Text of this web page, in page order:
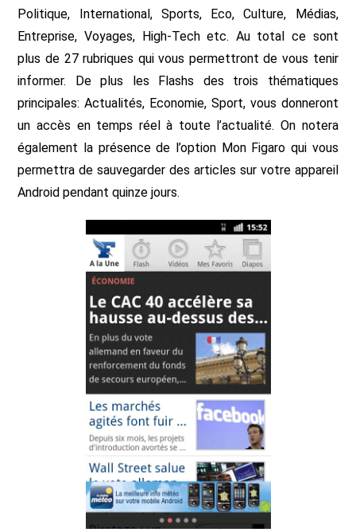
Politique, International, Sports, Eco, Culture, Médias,
Entreprise, Voyages, High-Tech etc. Au total ce sont
plus de 27 rubriques qui vous permettront de vous tenir
informer. De plus les Flashs des trois thématiques
principales: Actualités, Economie, Sport, vous donneront
un accès en temps réel à toute l’actualité. On notera
également la présence de l’option Mon Figaro qui vous
permettra de sauvegarder des articles sur votre appareil
Android pendant quinze jours.